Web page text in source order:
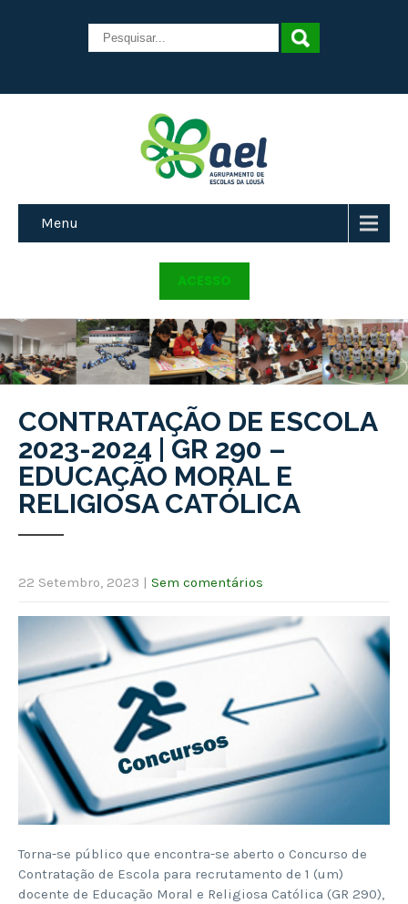
Menu
ACESSO
CONTRATAÇÃO DE ESCOLA
2023-2024 | GR 290 –
EDUCAÇÃO MORAL E
RELIGIOSA CATÓLICA
22 Setembro, 2023 | Sem comentários
Torna-se público que encontra-se aberto o Concurso de
Contratação de Escola para recrutamento de 1 (um)
docente de Educação Moral e Religiosa Católica (GR 290),